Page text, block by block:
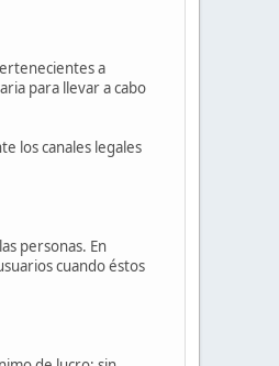
a
para llevar a cabo
los canales legales
personas. En
cuando éstos